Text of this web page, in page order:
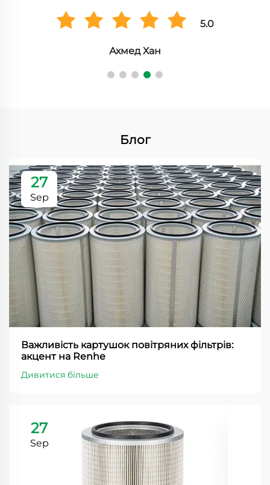
5.0
Анна Мюллер
Блог
27
Sep
Важливість картушок повітряних фільтрів:
акцент на Renhe
Дивитися більше
27
Sep